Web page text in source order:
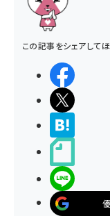
この記事をシェアしてほ